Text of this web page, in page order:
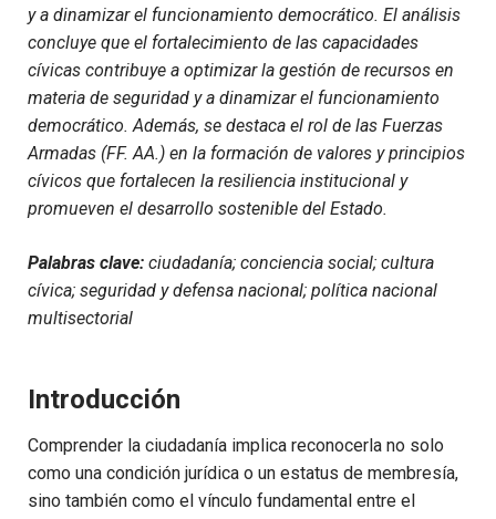
y a dinamizar el funcionamiento democrático. El análisis
concluye que el fortalecimiento de las capacidades
cívicas contribuye a optimizar la gestión de recursos en
materia de seguridad y a dinamizar el funcionamiento
democrático. Además, se destaca el rol de las Fuerzas
Armadas (FF. AA.) en la formación de valores y principios
cívicos que fortalecen la resiliencia institucional y
promueven el desarrollo sostenible del Estado.
Palabras clave: ciudadanía; conciencia social; cultura
cívica; seguridad y defensa nacional; política nacional
multisectorial
Introducción
Comprender la ciudadanía implica reconocerla no solo
como una condición jurídica o un estatus de membresía,
sino también como el vínculo fundamental entre el